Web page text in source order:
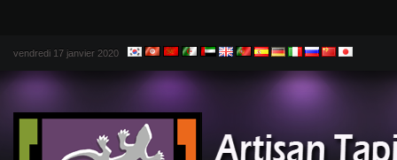
vendredi 17 janvier 2020